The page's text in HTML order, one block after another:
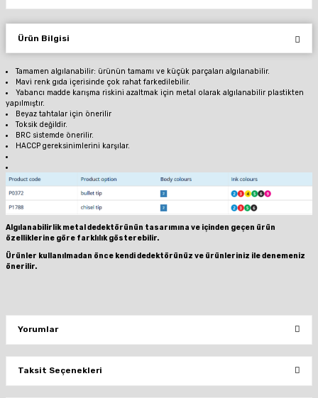
Ürün Bilgisi
Tamamen algılanabilir: ürünün tamamı ve küçük parçaları algılanabilir.
Mavi renk gıda içerisinde çok rahat farkedilebilir.
Yabancı madde karışma riskini azaltmak için metal olarak algılanabilir plastikten
yapılmıştır.
Beyaz tahtalar için önerilir
Toksik değildir.
BRC sistemde önerilir.
HACCP gereksinimlerini karşılar.
Algılanabilirlik metal dedektörünün tasarımına ve içinden geçen ürün
özelliklerine göre farklılık gösterebilir.
Ürünler kullanılmadan önce kendi dedektörünüz ve ürünleriniz ile denemeniz
önerilir.
Yorumlar
Bu ürüne ilk yorumu siz yapın!
Taksit Seçenekleri